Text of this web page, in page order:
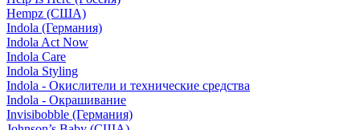
Hempz (США)
Indola (Германия)
Indola Act Now
Indola Care
Indola Styling
Indola - Окислители и технические средства
Indola - Окрашивание
Invisibobble (Германия)